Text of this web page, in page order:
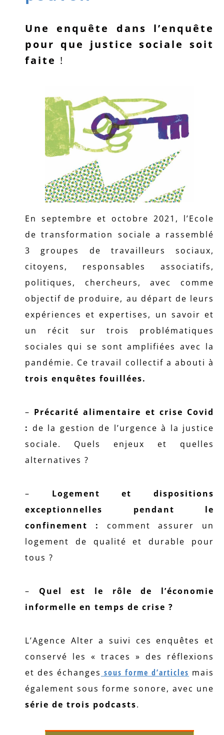
Une enquête dans l’enquête
pour que justice sociale soit
faite !
En septembre et octobre 2021, l’Ecole
de transformation sociale a rassemblé
3 groupes de travailleurs sociaux,
citoyens, responsables associatifs,
politiques, chercheurs, avec comme
objectif de produire, au départ de leurs
expériences et expertises, un savoir et
un récit sur trois problématiques
sociales qui se sont amplifiées avec la
pandémie. Ce travail collectif a abouti à
trois enquêtes fouillées.
– Précarité alimentaire et crise Covid
: de la gestion de l’urgence à la justice
sociale. Quels enjeux et quelles
alternatives ?
– Logement et dispositions
exceptionnelles pendant le
confinement : comment assurer un
logement de qualité et durable pour
tous ?
– Quel est le rôle de l’économie
informelle en temps de crise ?
L’Agence Alter a suivi ces enquêtes et
conservé les « traces » des réflexions
et des échanges sous forme d’articles mais
également sous forme sonore, avec une
série de trois podcasts.